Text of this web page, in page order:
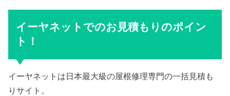
イーヤネットでのお見積もりのポイン
ト！
イーヤネットは日本最大級の屋根修理専門の一括見積も
りサイト。